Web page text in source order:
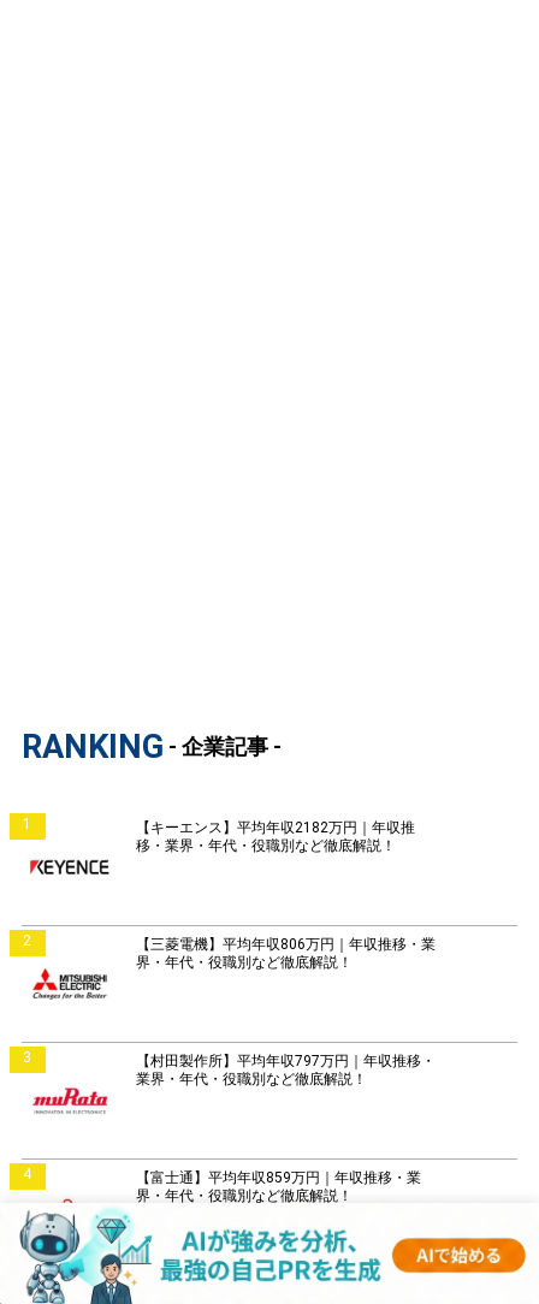
RANKING - 企業記事 -
1
【キーエンス】平均年収2182万円｜年収推
移・業界・年代・役職別など徹底解説！
2
【三菱電機】平均年収806万円｜年収推移・業
界・年代・役職別など徹底解説！
3
【村田製作所】平均年収797万円｜年収推移・
業界・年代・役職別など徹底解説！
4
【富士通】平均年収859万円｜年収推移・業
界・年代・役職別など徹底解説！
5